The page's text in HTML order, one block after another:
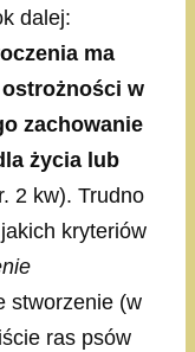
dalej:
ma
w
zachowanie
życia lub
2 kw). Trudno
kryteriów
stworzenie (w
ras psów